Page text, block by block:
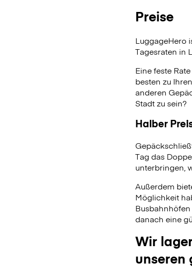
Preise
LuggageHero
Tagesraten in
Eine feste
besten zu
anderen
Stadt zu sein?
Halber
Tag das
unterbringen,
Außerdem
Möglichkeit
danach eine
Wir
unseren